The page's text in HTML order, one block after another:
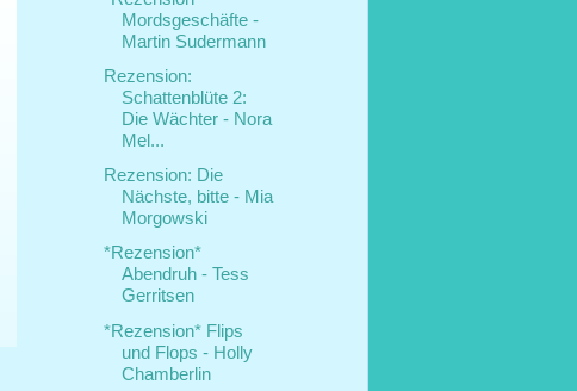
Mordsgeschäfte -
Martin Sudermann
Rezension:
Schattenblüte 2:
Die Wächter - Nora
Mel...
Rezension: Die
Nächste, bitte - Mia
Morgowski
*Rezension*
Abendruh - Tess
Gerritsen
*Rezension* Flips
und Flops - Holly
Chamberlin